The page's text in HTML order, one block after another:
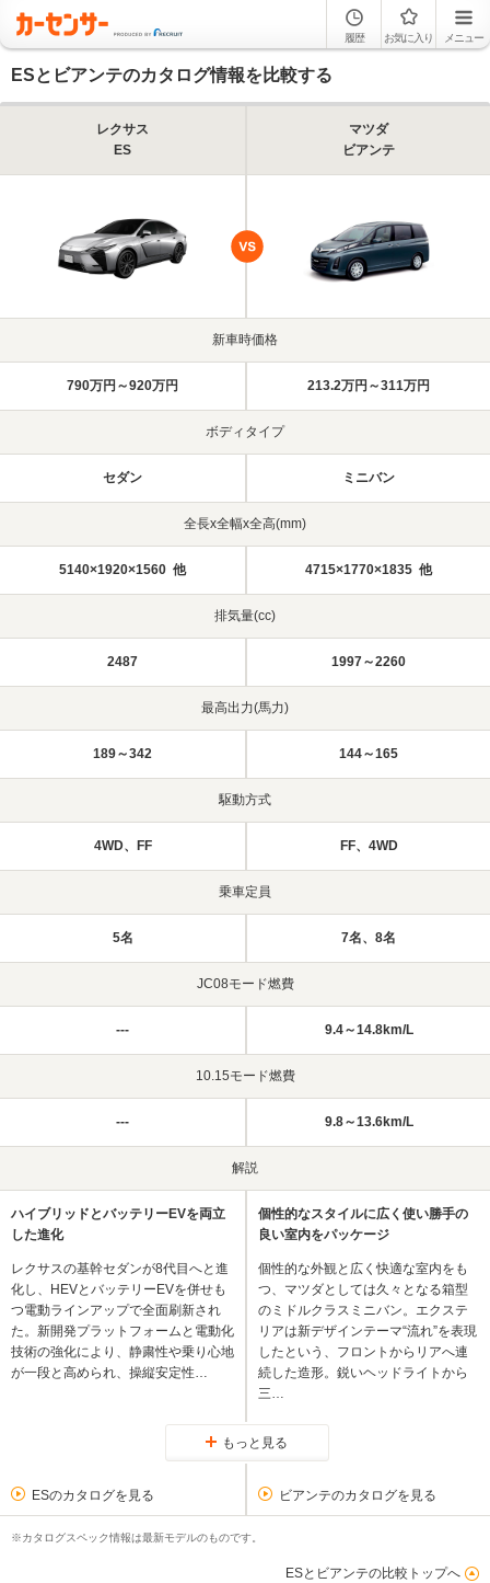
履歴 お気に入り メニュー
ESとビアンテのカタログ情報を比較する
レクサス
ES
マツダ
ビアンテ
新車時価格
790万円～920万円 213.2万円～311万円
ボディタイプ
セダン ミニバン
全長x全幅x全高(mm)
5140×1920×1560 他 4715×1770×1835 他
排気量(cc)
2487 1997～2260
最高出力(馬力)
189～342 144～165
駆動方式
4WD、FF FF、4WD
乗車定員
5名 7名、8名
JC08モード燃費
--- 9.4～14.8km/L
10.15モード燃費
--- 9.8～13.6km/L
解説
ハイブリッドとバッテリーEVを両立
した進化
レクサスの基幹セダンが8代目へと進
化し、HEVとバッテリーEVを併せも
つ電動ラインアップで全面刷新され
た。新開発プラットフォームと電動化
技術の強化により、静粛性や乗り心地
が一段と高められ、操縦安定性…
個性的なスタイルに広く使い勝手の
良い室内をパッケージ
個性的な外観と広く快適な室内をも
つ、マツダとしては久々となる箱型
のミドルクラスミニバン。エクステ
リアは新デザインテーマ“流れ”を表現
したという、フロントからリアへ連
続した造形。鋭いヘッドライトから
三…
もっと見る
ESのカタログを見る ビアンテのカタログを見る
※カタログスペック情報は最新モデルのものです。
ESとビアンテの比較トップへ